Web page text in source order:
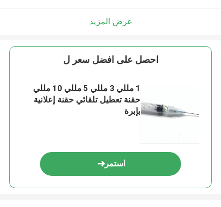
عرض المزيد
احصل على افضل سعر ل
1 مللي 3 مللي 5 مللي 10 مللي
حقنة تعطيل تلقائي حقنة إعلانية
بإبرة
استمر